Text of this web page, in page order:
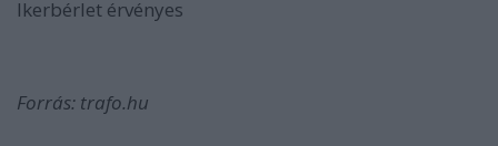
Ikerbérlet érvényes
Forrás: trafo.hu